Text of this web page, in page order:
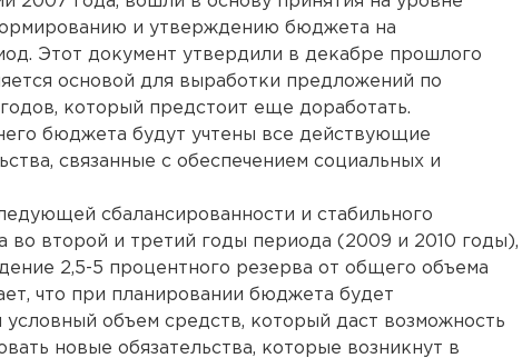
и утверждению бюджета на
Этот документ утвердили в декабре прошлого
основой для выработки предложений по
который предстоит еще доработать.
бюджета будут учтены все действующие
связанные с обеспечением социальных и
сбалансированности и стабильного
во второй и третий годы периода (2009 и 2010 годы),
2,5-5 процентного резерва от общего объема
что при планировании бюджета будет
условный объем средств, который даст возможность
новые обязательства, которые возникнут в